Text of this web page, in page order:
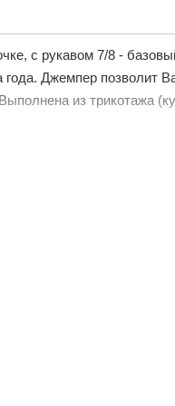
с рукавом 7/8 -
года. Джемпер позволит
из трикотажа